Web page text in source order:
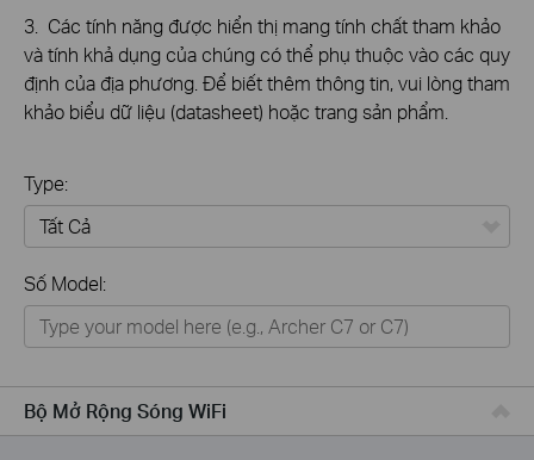
3. Các tính năng được hiển thị mang tính chất tham khảo
và tính khả dụng của chúng có thể phụ thuộc vào các quy
định của địa phương. Để biết thêm thông tin, vui lòng tham
khảo biểu dữ liệu (datasheet) hoặc trang sản phẩm.
Type:
Tất Cả
Thiết Bị Mạng
Nhà Thông Minh
Giải Pháp Doanh Nghiệp
Dịch Vụ Viễn Thông
Số Model:
Bộ Mở Rộng Sóng WiFi